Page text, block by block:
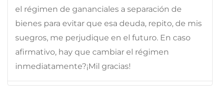
el régimen de gananciales a separación de
bienes para evitar que esa deuda, repito, de mis
suegros, me perjudique en el futuro. En caso
afirmativo, hay que cambiar el régimen
inmediatamente?¡Mil gracias!